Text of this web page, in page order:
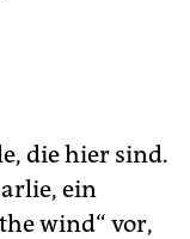
die hier sind.
ein
wind“ vor,